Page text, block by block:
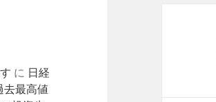
に 日経
去最高値